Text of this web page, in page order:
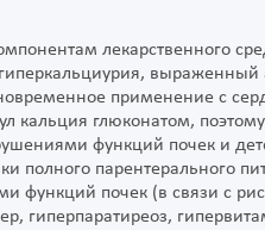
лекарственного
применение с
кальция глюконатом,
функций почек и
полного парентерального
функций почек (в связи с
гиперпаратиреоз,